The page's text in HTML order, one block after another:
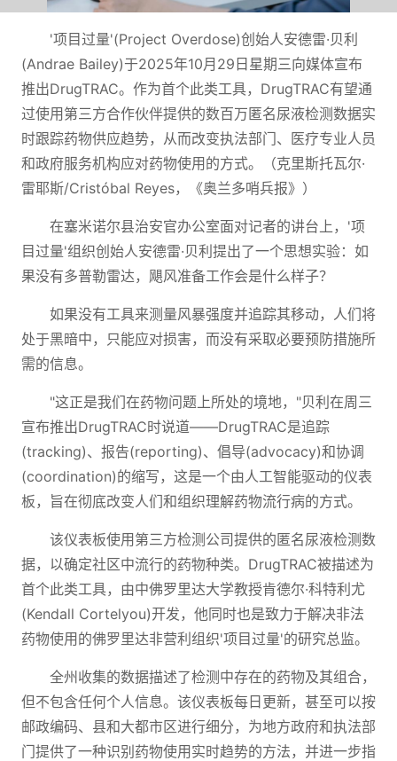
'项目过量'(Project Overdose)创始人安德雷·贝利
(Andrae Bailey)于2025年10月29日星期三向媒体宣布
推出DrugTRAC。作为首个此类工具，DrugTRAC有望通
过使用第三方合作伙伴提供的数百万匿名尿液检测数据实
时跟踪药物供应趋势，从而改变执法部门、医疗专业人员
和政府服务机构应对药物使用的方式。（克里斯托瓦尔·
雷耶斯/Cristóbal Reyes，《奥兰多哨兵报》）
在塞米诺尔县治安官办公室面对记者的讲台上，'项
目过量'组织创始人安德雷·贝利提出了一个思想实验：如
果没有多普勒雷达，飓风准备工作会是什么样子？
如果没有工具来测量风暴强度并追踪其移动，人们将
处于黑暗中，只能应对损害，而没有采取必要预防措施所
需的信息。
"这正是我们在药物问题上所处的境地，"贝利在周三
宣布推出DrugTRAC时说道——DrugTRAC是追踪
(tracking)、报告(reporting)、倡导(advocacy)和协调
(coordination)的缩写，这是一个由人工智能驱动的仪表
板，旨在彻底改变人们和组织理解药物流行病的方式。
该仪表板使用第三方检测公司提供的匿名尿液检测数
据，以确定社区中流行的药物种类。DrugTRAC被描述为
首个此类工具，由中佛罗里达大学教授肯德尔·科特利尤
(Kendall Cortelyou)开发，他同时也是致力于解决非法
药物使用的佛罗里达非营利组织'项目过量'的研究总监。
全州收集的数据描述了检测中存在的药物及其组合，
但不包含任何个人信息。该仪表板每日更新，甚至可以按
邮政编码、县和大都市区进行细分，为地方政府和执法部
门提供了一种识别药物使用实时趋势的方法，并进一步指